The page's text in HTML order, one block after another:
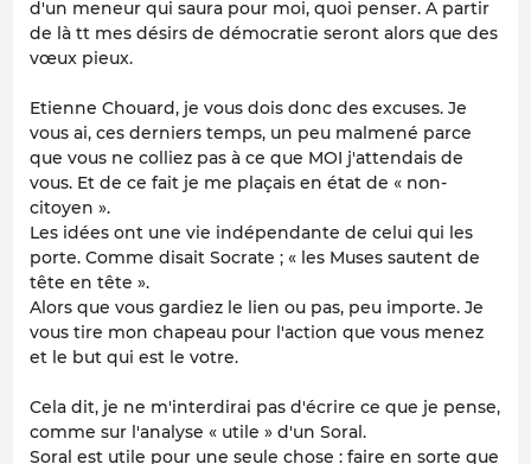
d'un meneur qui saura pour moi, quoi penser. A partir
de là tt mes désirs de démocratie seront alors que des
vœux pieux.
Etienne Chouard, je vous dois donc des excuses. Je
vous ai, ces derniers temps, un peu malmené parce
que vous ne colliez pas à ce que MOI j'attendais de
vous. Et de ce fait je me plaçais en état de « non-
citoyen ».
Les idées ont une vie indépendante de celui qui les
porte. Comme disait Socrate ; « les Muses sautent de
tête en tête ».
Alors que vous gardiez le lien ou pas, peu importe. Je
vous tire mon chapeau pour l'action que vous menez
et le but qui est le votre.
Cela dit, je ne m'interdirai pas d'écrire ce que je pense,
comme sur l'analyse « utile » d'un Soral.
Soral est utile pour une seule chose : faire en sorte que